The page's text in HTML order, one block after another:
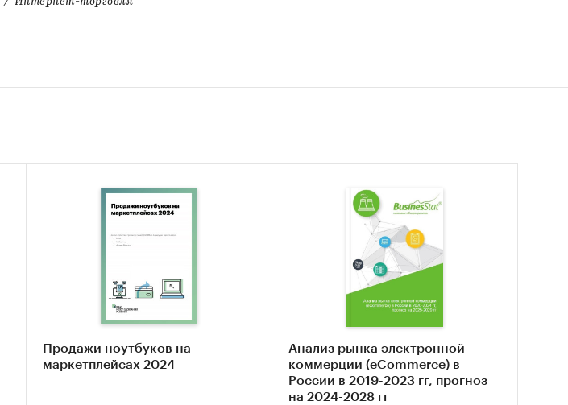
Продажи ноутбуков на
маркетплейсах 2024
Анализ рынка электронной
коммерции (eCommerce) в
России в 2019-2023 гг, прогноз
на 2024-2028 гг